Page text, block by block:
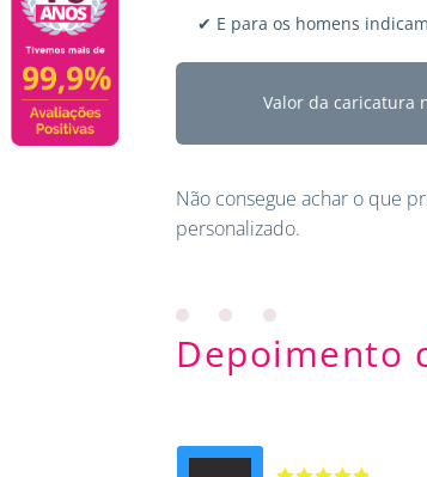
✔ E para os homens
Valor da caricatura
Não consegue achar o que
personalizado.
Depoimento